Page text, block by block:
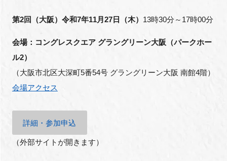
第2回（大阪）令和7年11月27日（木） 13時30分～17時00分
会場：コングレスクエア グラングリーン大阪（パークホー
ル2）
（大阪市北区大深町5番54号 グラングリーン大阪 南館4階）
会場アクセス
詳細・参加申込
（外部サイトが開きます）